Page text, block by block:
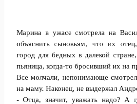
Марина в ужасе смотрела на
объяснить сыновьям, что их
город для бедных в далекой
пьяница, когда-то бросивший их на
Все молчали, непонимающе
на маму. Наконец, не выдержал
- Отца, значит, уважать надо? А